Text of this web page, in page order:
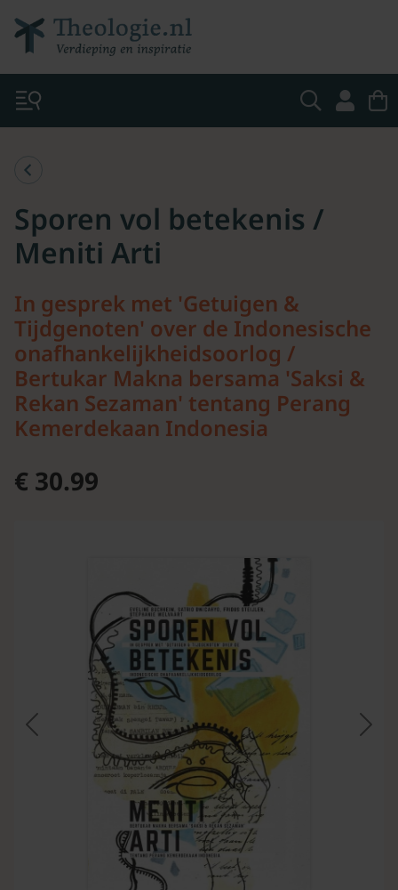
Sporen vol betekenis /
Meniti Arti
In gesprek met 'Getuigen &
Tijdgenoten' over de Indonesische
onafhankelijkheidsoorlog /
Bertukar Makna bersama 'Saksi &
Rekan Sezaman' tentang Perang
Kemerdekaan Indonesia
€ 30.99
Vorige